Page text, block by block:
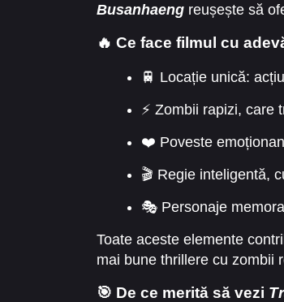
Busanhaeng reușește să
🔥 Ce face filmul cu
🚆 Locație unică:
⚡ Zombii rapizi,
❤️ Poveste
🎬 Regie inteligentă,
🎭 Personaje
Toate aceste elemente
mai bune thrillere cu zombii
🎯 De ce merită să vezi